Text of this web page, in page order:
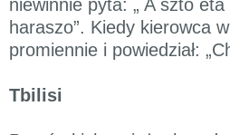
niewinnie pyta: „ A szto
haraszo”. Kiedy kierowca
promiennie i powiedział:
Tbilisi